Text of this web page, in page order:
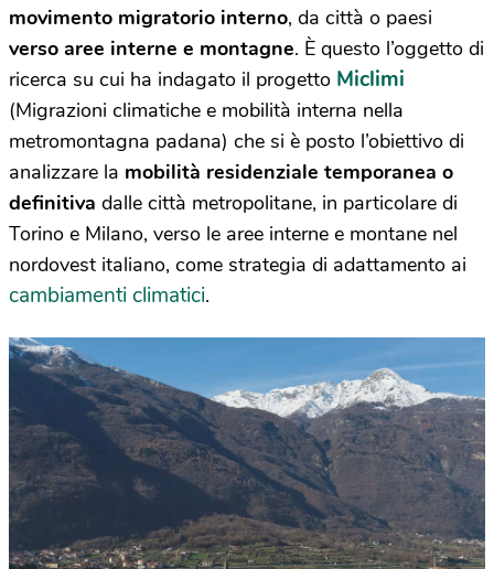
movimento migratorio interno, da città o paesi
verso aree interne e montagne. È questo l’oggetto di
ricerca su cui ha indagato il progetto Miclimi
(Migrazioni climatiche e mobilità interna nella
metromontagna padana) che si è posto l’obiettivo di
analizzare la mobilità residenziale temporanea o
definitiva dalle città metropolitane, in particolare di
Torino e Milano, verso le aree interne e montane nel
nordovest italiano, come strategia di adattamento ai
cambiamenti climatici.